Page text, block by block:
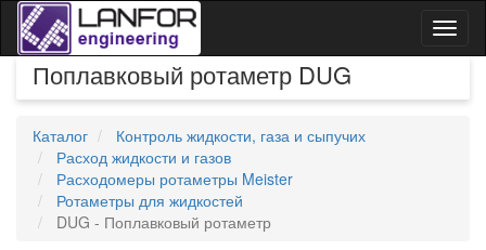
Поплавковый ротаметр DUG
Каталог
Контроль жидкости, газа и сыпучих
Расход жидкости и газов
Расходомеры ротаметры Meister
Ротаметры для жидкостей
DUG - Поплавковый ротаметр